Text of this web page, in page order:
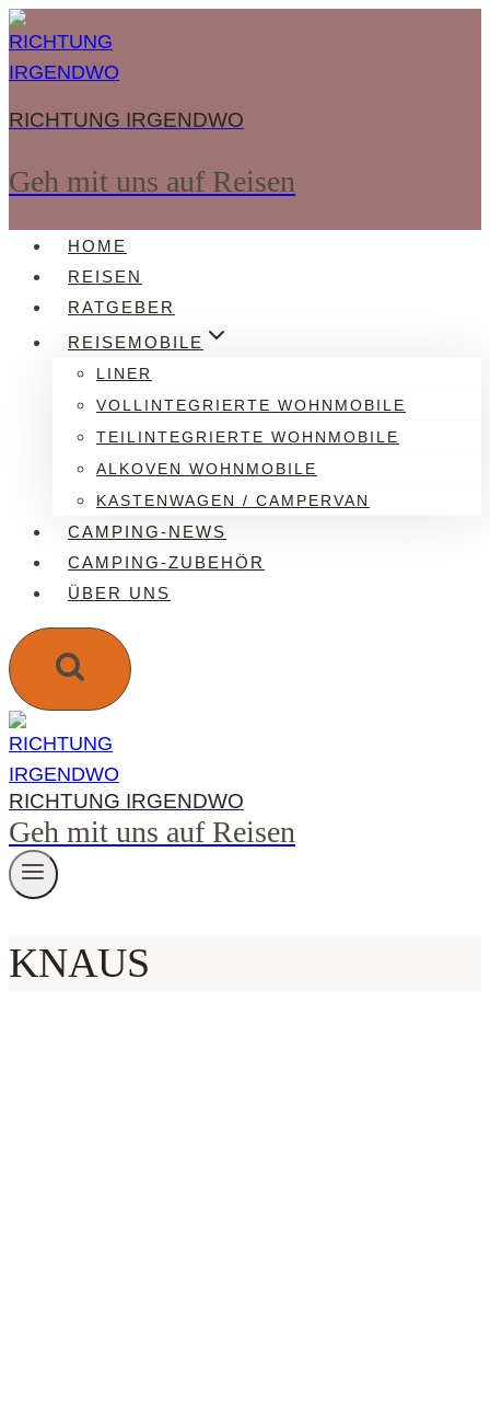
Zum
Inhalt
springen
RICHTUNG IRGENDWO
Geh mit uns auf Reisen
HOME
REISEN
RATGEBER
REISEMOBILE
LINER
VOLLINTEGRIERTE WOHNMOBILE
TEILINTEGRIERTE WOHNMOBILE
ALKOVEN WOHNMOBILE
KASTENWAGEN / CAMPERVAN
CAMPING-NEWS
CAMPING-ZUBEHÖR
ÜBER UNS
RICHTUNG IRGENDWO
Geh mit uns auf Reisen
KNAUS